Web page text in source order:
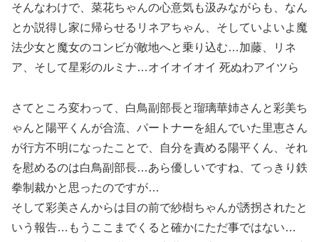
そんなわけで、菜花ちゃんの心意気も汲みながらも、なん
とか説得し家に帰らせるリネアちゃん、そしていよいよ魔
法少女と魔女のコンビが敵地へと乗り込む…加藤、リネ
ア、そして星彩のルミナ…オイオイオイ 死ぬわアイツら
さてところ変わって、白鳥副部長と瑠璃華姉さんと彩美ち
ゃんと陽平くんが合流、パートナーを組んでいた里恵さん
が行方不明になったことで、自分を責める陽平くん、それ
を慰めるのは白鳥副部長…あら優しいですね、てっきり鉄
拳制裁かと思ったのですが…
そして彩美さんからは目の前で紗樹ちゃんが誘拐されたと
いう報告…もうここまでくると確かにただ事ではない…